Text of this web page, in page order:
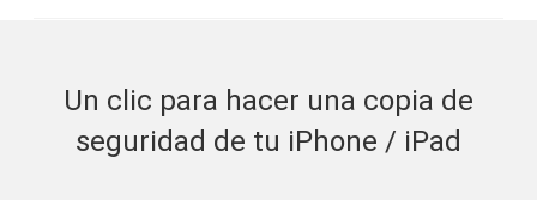
Un clic para hacer una copia de
seguridad de tu iPhone / iPad